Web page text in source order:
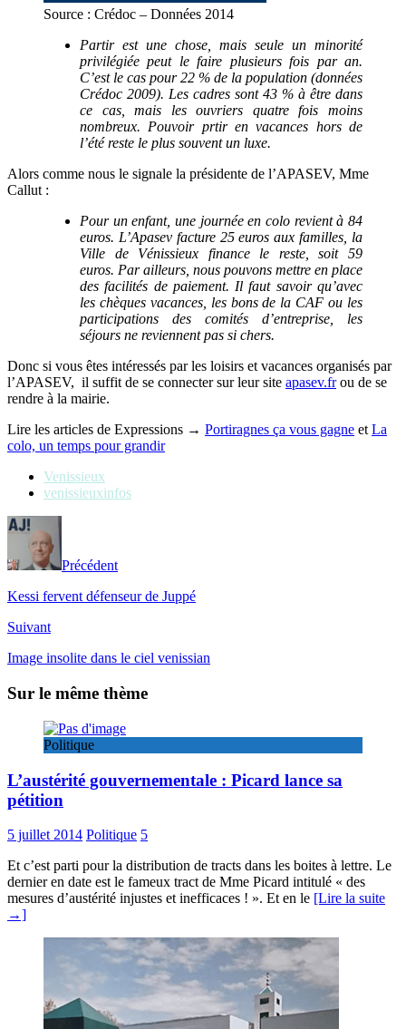
Source : Crédoc – Données 2014
Partir est une chose, mais seule un minorité
privilégiée peut le faire plusieurs fois par an.
C’est le cas pour 22 % de la population (données
Crédoc 2009). Les cadres sont 43 % à être dans
ce cas, mais les ouvriers quatre fois moins
nombreux. Pouvoir prtir en vacances hors de
l’été reste le plus souvent un luxe.
Alors comme nous le signale la présidente de l’APASEV, Mme
Callut :
Pour un enfant, une journée en colo revient à 84
euros. L’Apasev facture 25 euros aux familles, la
Ville de Vénissieux finance le reste, soit 59
euros. Par ailleurs, nous pouvons mettre en place
des facilités de paiement. Il faut savoir qu’avec
les chèques vacances, les bons de la CAF ou les
participations des comités d’entreprise, les
séjours ne reviennent pas si chers.
Donc si vous êtes intéressés par les loisirs et vacances organisés par
l’APASEV, il suffit de se connecter sur leur site apasev.frou de se
rendre à la mairie.
Lire les articles de Expressions → Portiragnes ça vous gagne et La
colo, un temps pour grandir
Venissieux
venissieuxinfos
Précédent
Kessi fervent défenseur de Juppé
Suivant
Image insolite dans le ciel venissian
Sur le même thème
Politique
L’austérité gouvernementale : Picard lance sa
pétition
5 juillet 2014 Politique 5
Et c’est parti pour la distribution de tracts dans les boites à lettre. Le
dernier en date est le fameux tract de Mme Picard intitulé « des
mesures d’austérité injustes et inefficaces ! ». Et en le [Lire la suite
→]